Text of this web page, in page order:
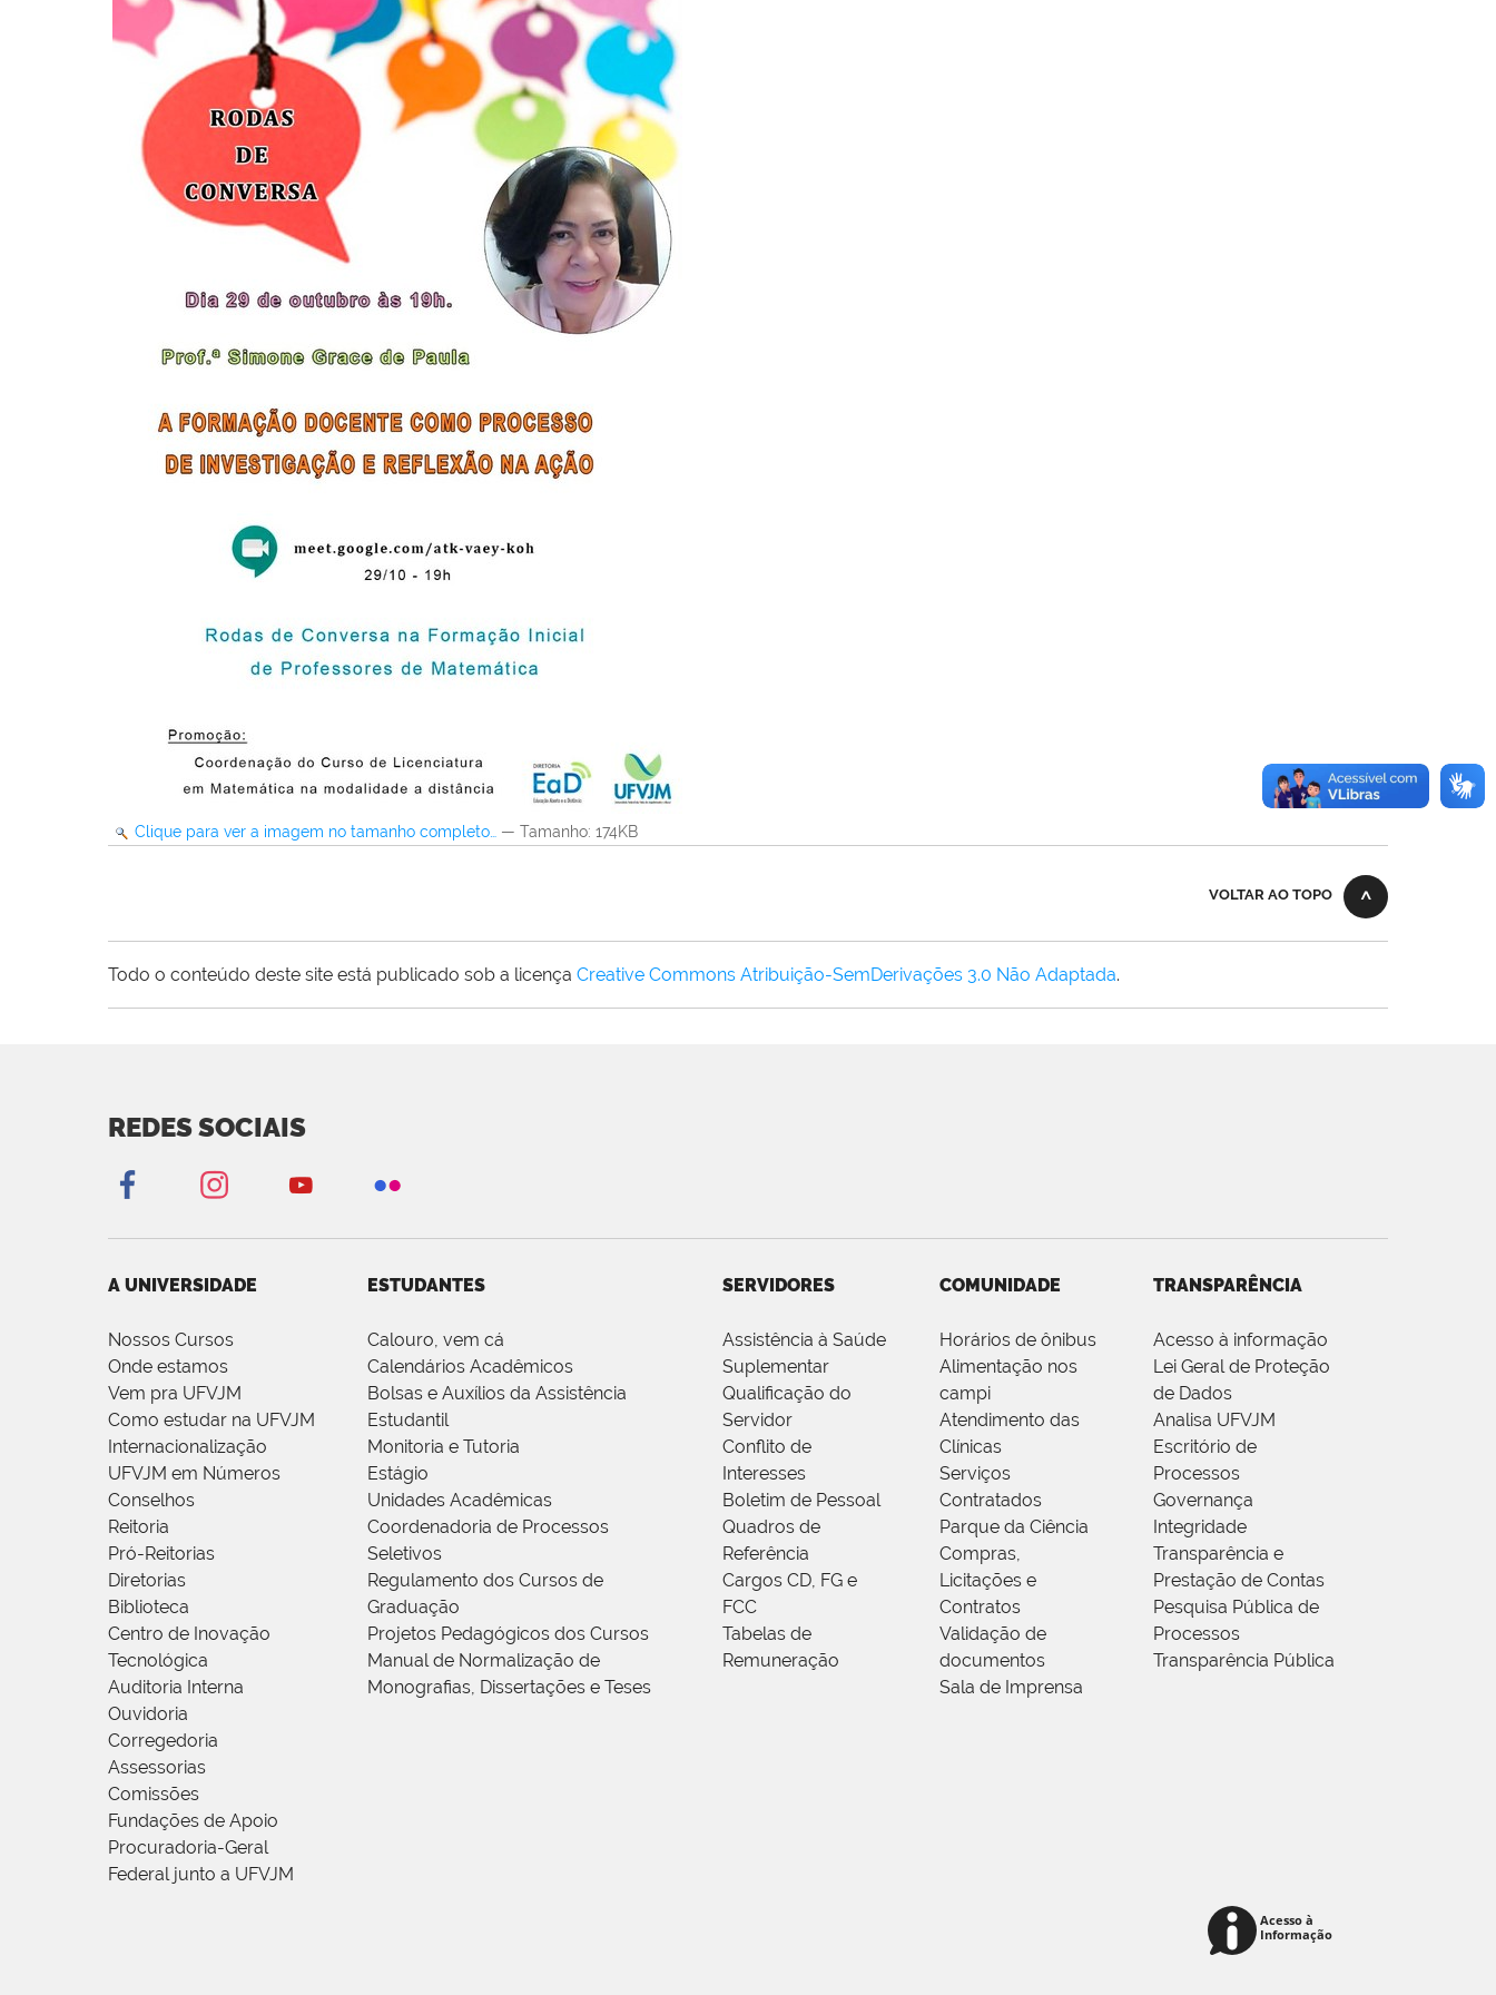
Clique para ver a imagem no tamanho completo… — Tamanho: 174KB
VOLTAR AO TOPO
Todo o conteúdo deste site está publicado sob a licença Creative Commons Atribuição-SemDerivações 3.0 Não Adaptada.
REDES SOCIAIS
A UNIVERSIDADE
Nossos Cursos
Onde estamos
Vem pra UFVJM
Como estudar na UFVJM
Internacionalização
UFVJM em Números
Conselhos
Reitoria
Pró-Reitorias
Diretorias
Biblioteca
Centro de Inovação
Tecnológica
Auditoria Interna
Ouvidoria
Corregedoria
Assessorias
Comissões
Fundações de Apoio
Procuradoria-Geral
Federal junto a UFVJM
ESTUDANTES
Calouro, vem cá
Calendários Acadêmicos
Bolsas e Auxílios da Assistência
Estudantil
Monitoria e Tutoria
Estágio
Unidades Acadêmicas
Coordenadoria de Processos
Seletivos
Regulamento dos Cursos de
Graduação
Projetos Pedagógicos dos Cursos
Manual de Normalização de
Monografias, Dissertações e Teses
SERVIDORES
Assistência à Saúde
Suplementar
Qualificação do
Servidor
Conflito de
Interesses
Boletim de Pessoal
Quadros de
Referência
Cargos CD, FG e
FCC
Tabelas de
Remuneração
COMUNIDADE
Horários de ônibus
Alimentação nos
campi
Atendimento das
Clínicas
Serviços
Contratados
Parque da Ciência
Compras,
Licitações e
Contratos
Validação de
documentos
Sala de Imprensa
TRANSPARÊNCIA
Acesso à informação
Lei Geral de Proteção
de Dados
Analisa UFVJM
Escritório de
Processos
Governança
Integridade
Transparência e
Prestação de Contas
Pesquisa Pública de
Processos
Transparência Pública